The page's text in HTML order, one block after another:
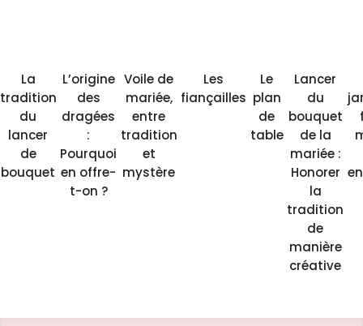
La
tradition
du
lancer
de
bouquet
L’origine
des
dragées
:
Pourquoi
en offre-
t-on ?
Voile de
mariée,
entre
tradition
et
mystère
Les
fiançailles
Le
plan
de
table
Lancer
du
bouquet
de la
mariée :
Honorer
la
tradition
de
manière
créative